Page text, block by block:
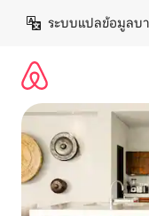
เนื้อหา
ระบบแปลข้อมูลบ